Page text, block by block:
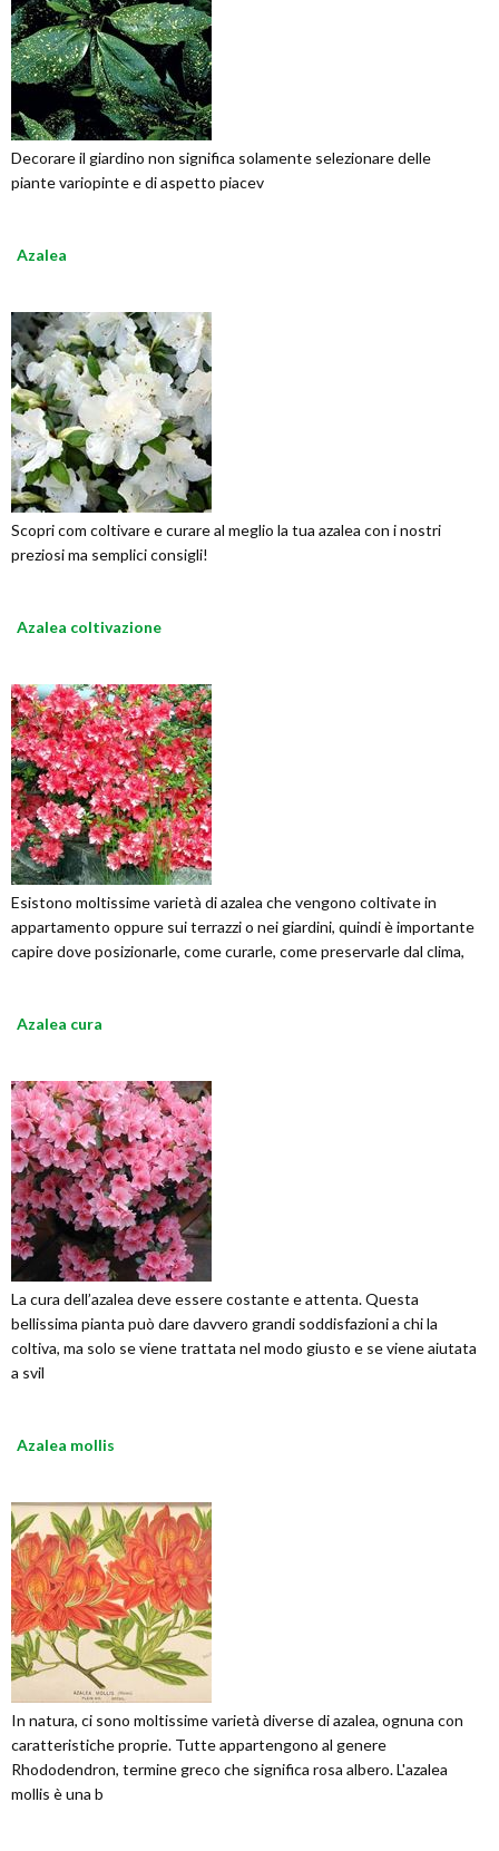
Decorare il giardino non significa solamente selezionare delle
piante variopinte e di aspetto piacev
Azalea
Scopri com coltivare e curare al meglio la tua azalea con i nostri
preziosi ma semplici consigli!
Azalea coltivazione
Esistono moltissime varietà di azalea che vengono coltivate in
appartamento oppure sui terrazzi o nei giardini, quindi è importante
capire dove posizionarle, come curarle, come preservarle dal clima,
Azalea cura
La cura dell’azalea deve essere costante e attenta. Questa
bellissima pianta può dare davvero grandi soddisfazioni a chi la
coltiva, ma solo se viene trattata nel modo giusto e se viene aiutata
a svil
Azalea mollis
In natura, ci sono moltissime varietà diverse di azalea, ognuna con
caratteristiche proprie. Tutte appartengono al genere
Rhododendron, termine greco che significa rosa albero. L'azalea
mollis è una b